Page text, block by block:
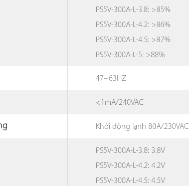
PS5V-300A-L-3.8: >85%
PS5V-300A-L-4.2: >86%
PS5V-300A-L-4.5: >87%
PS5V-300A-L-5: >88%
47~63HZ
<1mA/240VAC
Khởi động lạnh 80A/230VAC
PS5V-300A-L-3.8: 3.8V
PS5V-300A-L-4.2: 4.2V
PS5V-300A-L-4.5: 4.5V